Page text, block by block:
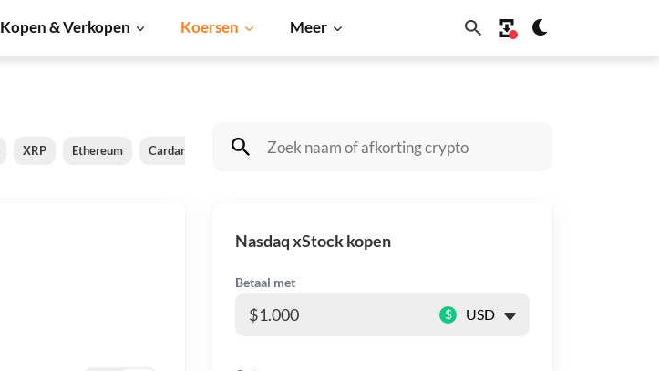
Kopen & Verkopen Koersen Meer
XRP Ethereum Cardano Shiba Inu Dogecoin Solana BNB
Nasdaq xStock kopen
Betaal met
$